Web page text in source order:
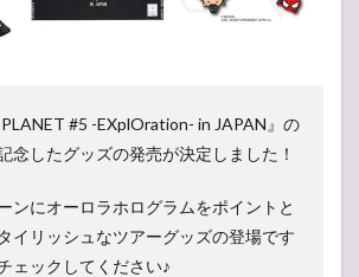
PLANET #5 -EXplOration- in JAPAN』の
念したグッズの発売が決定しました！
ンにオーロラホログラムをポイントと
イリッシュなツアーグッズの登場です
ェックしてください♪